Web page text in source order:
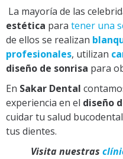
La mayoría de las
estética para tener una
de ellos se realizan
profesionales, utilizan
diseño de sonrisa para
En Sakar Dental
experiencia en el diseño
cuidar tu salud
tus dientes.
Visita nuestras